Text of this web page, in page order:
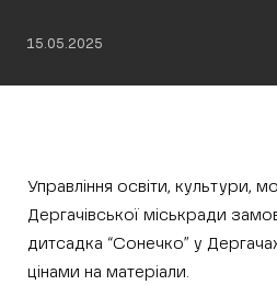
15.05.2025
Управління освіти, культури,
Дергачівської міськради
дитсадка “Сонечко” у
цінами на матеріали.